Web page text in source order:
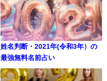
姓名判断・2021年(令和3年）の
最強無料名前占い